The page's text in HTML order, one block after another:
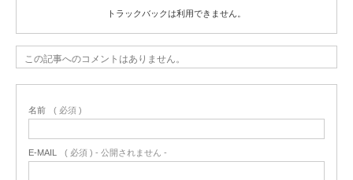
トラックバックは利用できません。
この記事へのコメントはありません。
名前 ( 必須 )
E-MAIL ( 必須 ) - 公開されません -